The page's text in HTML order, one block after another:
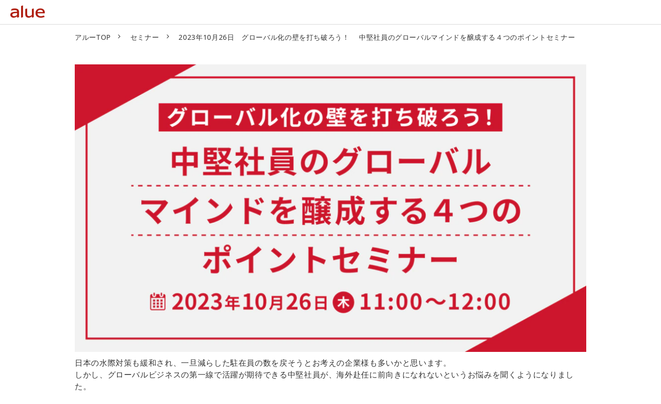
アルーTOP セミナー 2023年10月26日 グローバル化の壁を打ち破ろう！ 中堅社員のグローバルマインドを醸成する４つのポイントセミナー
日本の水際対策も緩和され、一旦減らした駐在員の数を戻そうとお考えの企業様も多いかと思います。
しかし、グローバルビジネスの第一線で活躍が期待できる中堅社員が、海外赴任に前向きになれないというお悩みを聞くようになりまし
た。